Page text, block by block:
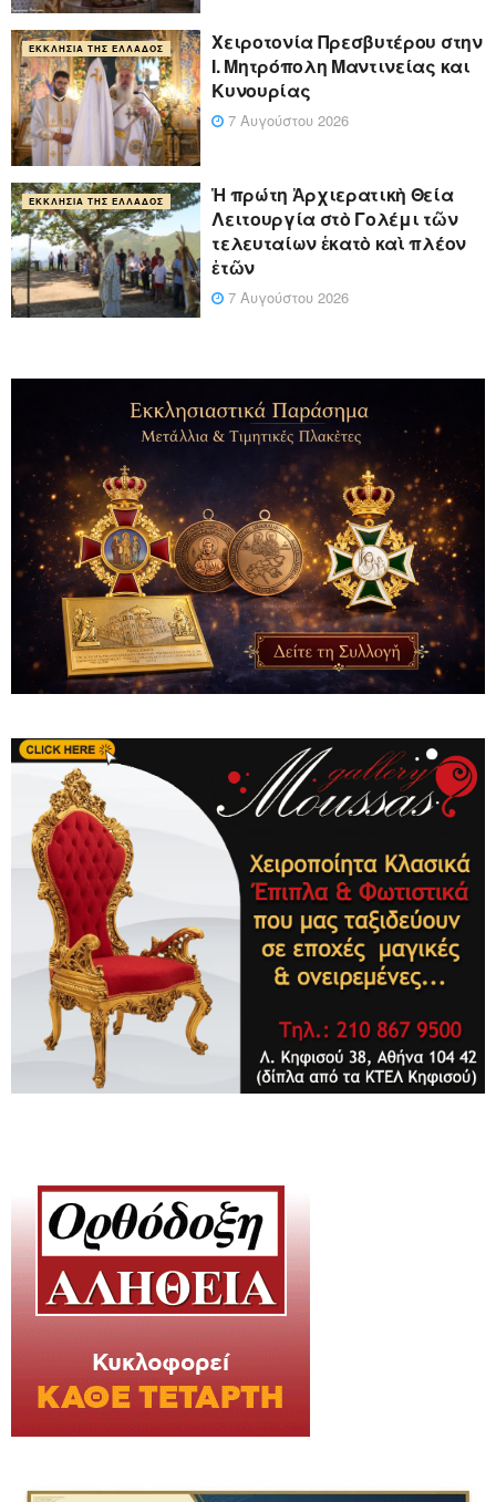
ΕΚΚΛΗΣΊΑ ΤΗΣ ΕΛΛΆΔΟΣ
Xειροτονία Πρεσβυτέρου στην
Ι. Μητρόπολη Μαντινείας και
Κυνουρίας
7 Αυγούστου 2026
ΕΚΚΛΗΣΊΑ ΤΗΣ ΕΛΛΆΔΟΣ
Ἡ πρώτη Ἀρχιερατικὴ Θεία
Λειτουργία στὸ Γολέμι τῶν
τελευταίων ἑκατὸ καὶ πλέον
ἐτῶν
7 Αυγούστου 2026